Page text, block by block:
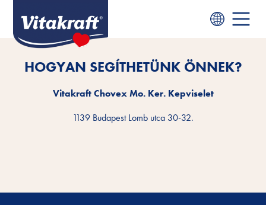
HOGYAN SEGÍTHETÜNK ÖNNEK?
Vitakraft Chovex Mo. Ker. Kepviselet
1139 Budapest Lomb utca 30-32.